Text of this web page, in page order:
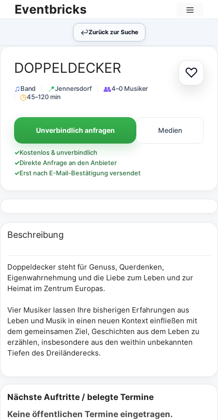
Zum
Inhalt
Eventbricks
Menü
↩︎Zurück zur Suche
♡Zur
DOPPELDECKER
Band Jennersdorf
4–0 Musiker
45–120 min
Unverbindlich anfragen Medien
✓Kostenlos & unverbindlich
✓Direkte Anfrage an den Anbieter
✓Erst nach E-Mail-Bestätigung versendet
Beschreibung
Doppeldecker steht für Genuss, Querdenken,
Eigenwahrnehmung und die Liebe zum Leben und zur
Heimat im Zentrum Europas.
Vier Musiker lassen Ihre bisherigen Erfahrungen aus
Leben und Musik in einen neuen Kontext einfließen mit
dem gemeinsamen Ziel, Geschichten aus dem Leben zu
erzählen, insbesondere aus den weithin unbekannten
Tiefen des Dreiländerecks.
Nächste Auftritte / belegte Termine
Keine öffentlichen Termine eingetragen.